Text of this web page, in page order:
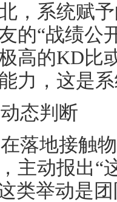
，系统赋
的“战绩公
高的KD比
力，这是
态判断
落地接触
主动报出“
类举动是